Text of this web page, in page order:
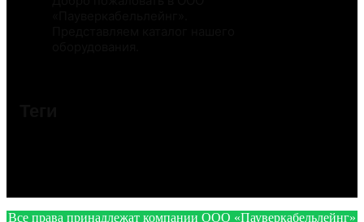
Все права принадлежат компании ООО «Пауверкабельлейнг»